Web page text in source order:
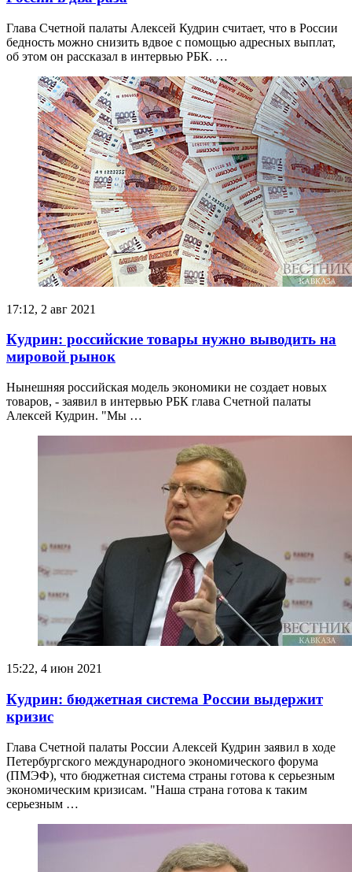
Глава Счетной палаты Алексей Кудрин считает, что в России
бедность можно снизить вдвое с помощью адресных выплат,
об этом он рассказал в интервью РБК. …
17:12, 2 авг 2021
Кудрин: российские товары нужно выводить на
мировой рынок
Нынешняя российская модель экономики не создает новых
товаров, - заявил в интервью РБК глава Счетной палаты
Алексей Кудрин. "Мы …
15:22, 4 июн 2021
Кудрин: бюджетная система России выдержит
кризис
Глава Счетной палаты России Алексей Кудрин заявил в ходе
Петербургского международного экономического форума
(ПМЭФ), что бюджетная система страны готова к серьезным
экономическим кризисам. "Наша страна готова к таким
серьезным …